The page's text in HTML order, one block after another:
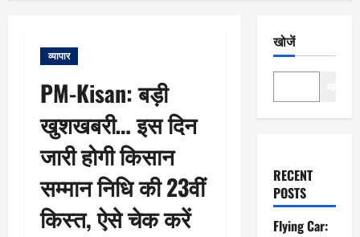
व्यापार
PM-Kisan: बड़ी
खुशखबरी… इस दिन
जारी होगी किसान
सम्मान निधि की 23वीं
किस्त, ऐसे चेक करें
खोजें
RECENT
POSTS
Flying Car: